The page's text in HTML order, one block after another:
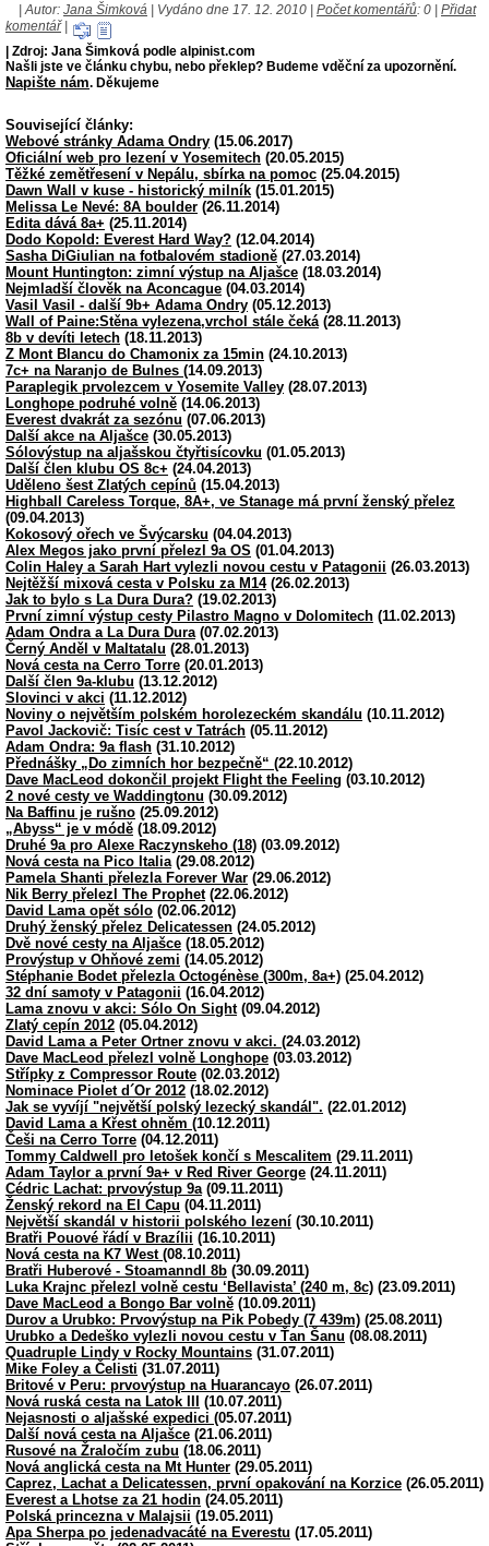
| Autor: Jana Šimková | Vydáno dne 17. 12. 2010 | Počet komentářů: 0 | Přidat
komentář|
| Zdroj: Jana Šimková podle alpinist.com
Našli jste ve článku chybu, nebo překlep? Budeme vděční za upozornění.
Napište nám. Děkujeme
Související články:
Webové stránky Adama Ondry (15.06.2017)
Oficiální web pro lezení v Yosemitech (20.05.2015)
Těžké zemětřesení v Nepálu, sbírka na pomoc (25.04.2015)
Dawn Wall v kuse - historický milník (15.01.2015)
Melissa Le Nevé: 8A boulder (26.11.2014)
Edita dává 8a+ (25.11.2014)
Dodo Kopold: Everest Hard Way? (12.04.2014)
Sasha DiGiulian na fotbalovém stadioně (27.03.2014)
Mount Huntington: zimní výstup na Aljašce (18.03.2014)
Nejmladší člověk na Aconcague (04.03.2014)
Vasil Vasil - další 9b+ Adama Ondry (05.12.2013)
Wall of Paine:Stěna vylezena,vrchol stále čeká (28.11.2013)
8b v devíti letech (18.11.2013)
Z Mont Blancu do Chamonix za 15min (24.10.2013)
7c+ na Naranjo de Bulnes (14.09.2013)
Paraplegik prvolezcem v Yosemite Valley (28.07.2013)
Longhope podruhé volně (14.06.2013)
Everest dvakrát za sezónu (07.06.2013)
Další akce na Aljašce (30.05.2013)
Sólovýstup na aljašskou čtyřtisícovku (01.05.2013)
Další člen klubu OS 8c+ (24.04.2013)
Uděleno šest Zlatých cepínů (15.04.2013)
Highball Careless Torque, 8A+, ve Stanage má první ženský přelez
(09.04.2013)
Kokosový ořech ve Švýcarsku (04.04.2013)
Alex Megos jako první přelezl 9a OS (01.04.2013)
Colin Haley a Sarah Hart vylezli novou cestu v Patagonii (26.03.2013)
Nejtěžší mixová cesta v Polsku za M14(26.02.2013)
Jak to bylo s La Dura Dura? (19.02.2013)
První zimní výstup cesty Pilastro Magno v Dolomitech (11.02.2013)
Adam Ondra a La Dura Dura (07.02.2013)
Černý Anděl v Maltatalu (28.01.2013)
Nová cesta na Cerro Torre (20.01.2013)
Další člen 9a-klubu (13.12.2012)
Slovinci v akci (11.12.2012)
Noviny o největším polském horolezeckém skandálu (10.11.2012)
Pavol Jackovič: Tisíc cest v Tatrách (05.11.2012)
Adam Ondra: 9a flash (31.10.2012)
Přednášky „Do zimních hor bezpečně“ (22.10.2012)
Dave MacLeod dokončil projekt Flight the Feeling (03.10.2012)
2 nové cesty ve Waddingtonu (30.09.2012)
Na Baffinu je rušno (25.09.2012)
„Abyss“ je v módě (18.09.2012)
Druhé 9a pro Alexe Raczynskeho (18) (03.09.2012)
Nová cesta na Pico Italia (29.08.2012)
Pamela Shanti přelezla Forever War (29.06.2012)
Nik Berry přelezl The Prophet(22.06.2012)
David Lama opět sólo (02.06.2012)
Druhý ženský přelez Delicatessen (24.05.2012)
Dvě nové cesty na Aljašce (18.05.2012)
Provýstup v Ohňové zemi (14.05.2012)
Stéphanie Bodet přelezla Octogénèse (300m, 8a+) (25.04.2012)
32 dní samoty v Patagonii (16.04.2012)
Lama znovu v akci: Sólo On Sight(09.04.2012)
Zlatý cepín 2012 (05.04.2012)
David Lama a Peter Ortner znovu v akci. (24.03.2012)
Dave MacLeod přelezl volně Longhope (03.03.2012)
Střípky z Compressor Route (02.03.2012)
Nominace Piolet d´Or 2012 (18.02.2012)
Jak se vyvíjí "největší polský lezecký skandál". (22.01.2012)
David Lama a Křest ohněm (10.12.2011)
Češi na Cerro Torre (04.12.2011)
Tommy Caldwell pro letošek končí s Mescalitem (29.11.2011)
Adam Taylor a první 9a+ v Red River George (24.11.2011)
Cédric Lachat: prvovýstup 9a (09.11.2011)
Ženský rekord na El Capu (04.11.2011)
Největší skandál v historii polského lezení (30.10.2011)
Bratři Pouové řádí v Brazílii (16.10.2011)
Nová cesta na K7 West (08.10.2011)
Bratři Huberové - Stoamanndl 8b (30.09.2011)
Luka Krajnc přelezl volně cestu ‘Bellavista’ (240 m, 8c) (23.09.2011)
Dave MacLeod a Bongo Bar volně (10.09.2011)
Durov a Urubko: Prvovýstup na Pik Pobedy (7 439m) (25.08.2011)
Urubko a Dedeško vylezli novou cestu v Ťan Šanu (08.08.2011)
Quadruple Lindy v Rocky Mountains (31.07.2011)
Mike Foley a Čelisti (31.07.2011)
Britové v Peru: prvovýstup na Huarancayo (26.07.2011)
Nová ruská cesta na Latok III (10.07.2011)
Nejasnosti o aljašské expedici (05.07.2011)
Další nová cesta na Aljašce (21.06.2011)
Rusové na Žraločím zubu (18.06.2011)
Nová anglická cesta na Mt Hunter (29.05.2011)
Caprez, Lachat a Delicatessen, první opakování na Korzice (26.05.2011)
Everest a Lhotse za 21 hodin (24.05.2011)
Polská princezna v Malajsii (19.05.2011)
Apa Sherpa po jedenadvacáté na Everestu (17.05.2011)